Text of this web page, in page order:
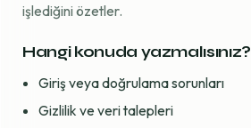
işlediğini özetler.
Hangi konuda yazmalısınız?
Giriş veya doğrulama sorunları
Gizlilik ve veri talepleri